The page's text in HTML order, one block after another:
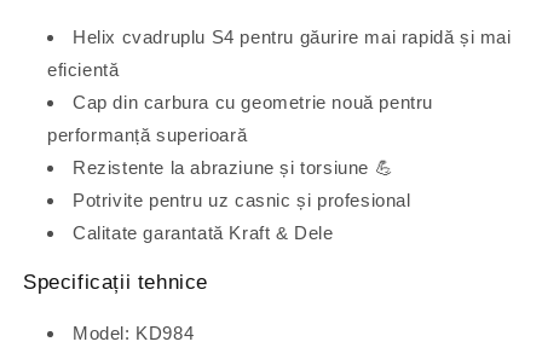
Helix cvadruplu S4 pentru găurire mai rapidă și mai
eficientă
Cap din carbura cu geometrie nouă pentru
performanță superioară
Rezistente la abraziune și torsiune 💪
Potrivite pentru uz casnic și profesional
Calitate garantată Kraft & Dele
Specificații tehnice
Model: KD984